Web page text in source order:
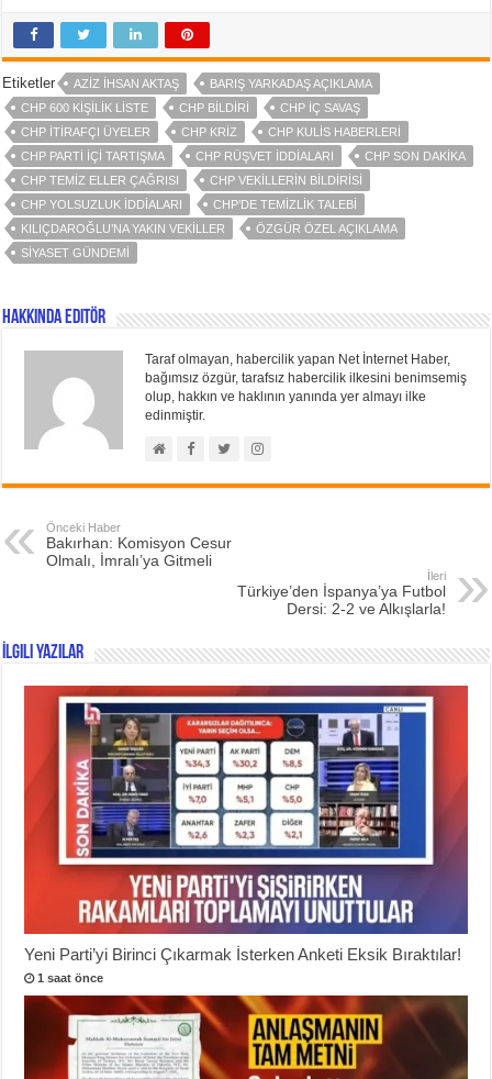
Etiketler AZIZ İHSAN AKTAŞ
BARIŞ YARKADAŞ AÇIKLAMA
CHP 600 KIŞILIK LISTE
CHP BILDIRI
CHP IÇ SAVAŞ
CHP ITIRAFÇI ÜYELER
CHP KRIZ
CHP KULIS HABERLERI
CHP PARTI IÇI TARTIŞMA
CHP RÜŞVET IDDIALARI
CHP SON DAKIKA
CHP TEMIZ ELLER ÇAĞRISI
CHP VEKILLERIN BILDIRISI
CHP YOLSUZLUK IDDIALARI
CHP’DE TEMIZLIK TALEBI
KILIÇDAROĞLU’NA YAKIN VEKILLER
ÖZGÜR ÖZEL AÇIKLAMA
SIYASET GÜNDEMI
Hakkında Editör
Taraf olmayan, habercilik yapan Net İnternet Haber,
bağımsız özgür, tarafsız habercilik ilkesini benimsemiş
olup, hakkın ve haklının yanında yer almayı ilke
edinmiştir.
Önceki Haber
Bakırhan: Komisyon Cesur
Olmalı, İmralı’ya Gitmeli
İleri
Türkiye’den İspanya’ya Futbol
Dersi: 2-2 ve Alkışlarla!
İlgili Yazılar
Yeni Parti’yi Birinci Çıkarmak İsterken Anketi Eksik Bıraktılar!
1 saat önce